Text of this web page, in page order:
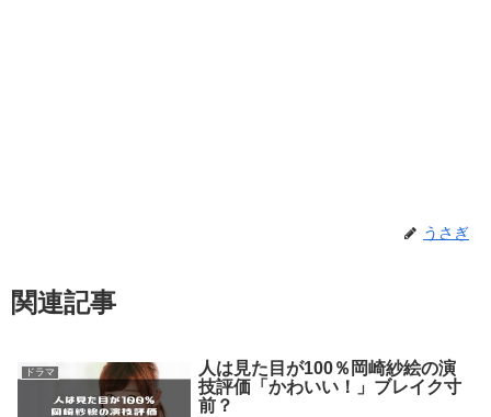
うさぎ
関連記事
ドラマ
人は見た目が100％岡崎紗絵の演
技評価「かわいい！」ブレイク寸
前？